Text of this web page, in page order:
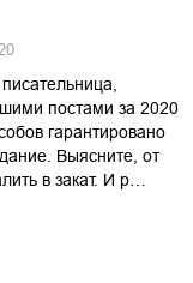
постами за 2020
гарантировано
Выясните, от
в закат. И р…